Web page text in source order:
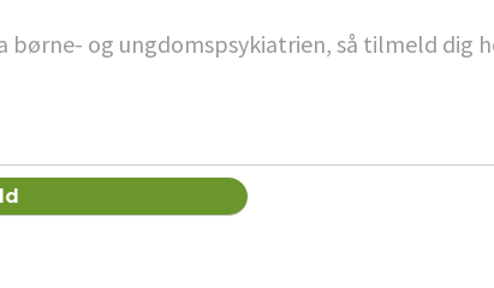
børne- og ungdomspsykiatrien, så tilmeld dig